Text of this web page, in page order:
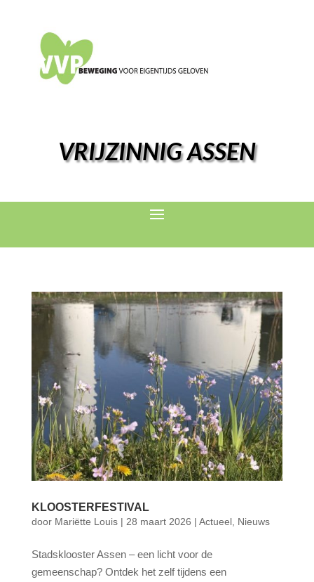
VRIJZINNIG ASSEN
KLOOSTERFESTIVAL
door Mariëtte Louis| 28 maart 2026 | Actueel, Nieuws
Stadsklooster Assen – een licht voor de
gemeenschap? Ontdek het zelf tijdens een